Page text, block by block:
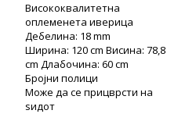
Висококвалитетна
оплеменета иверица
Дебелина: 18 mm
Ширина: 120 cm Висина: 78,8
cm Длабочина: 60 ​​cm
Бројни полици
Може да се прицврсти на
ѕидот